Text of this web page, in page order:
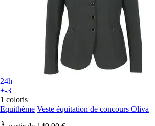
24h
+-3
1 coloris
Equithème Veste équitation de concours Oliva